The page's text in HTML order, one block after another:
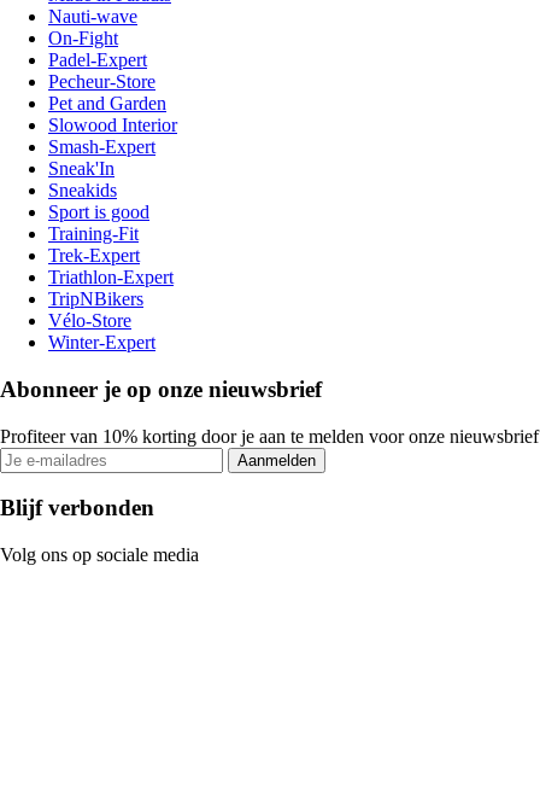
Nauti-wave
On-Fight
Padel-Expert
Pecheur-Store
Pet and Garden
Slowood Interior
Smash-Expert
Sneak'In
Sneakids
Sport is good
Training-Fit
Trek-Expert
Triathlon-Expert
TripNBikers
Vélo-Store
Winter-Expert
Abonneer je op onze nieuwsbrief
Profiteer van 10% korting door je aan te melden voor onze nieuwsbrief
Aanmelden
Blijf verbonden
Volg ons op sociale media